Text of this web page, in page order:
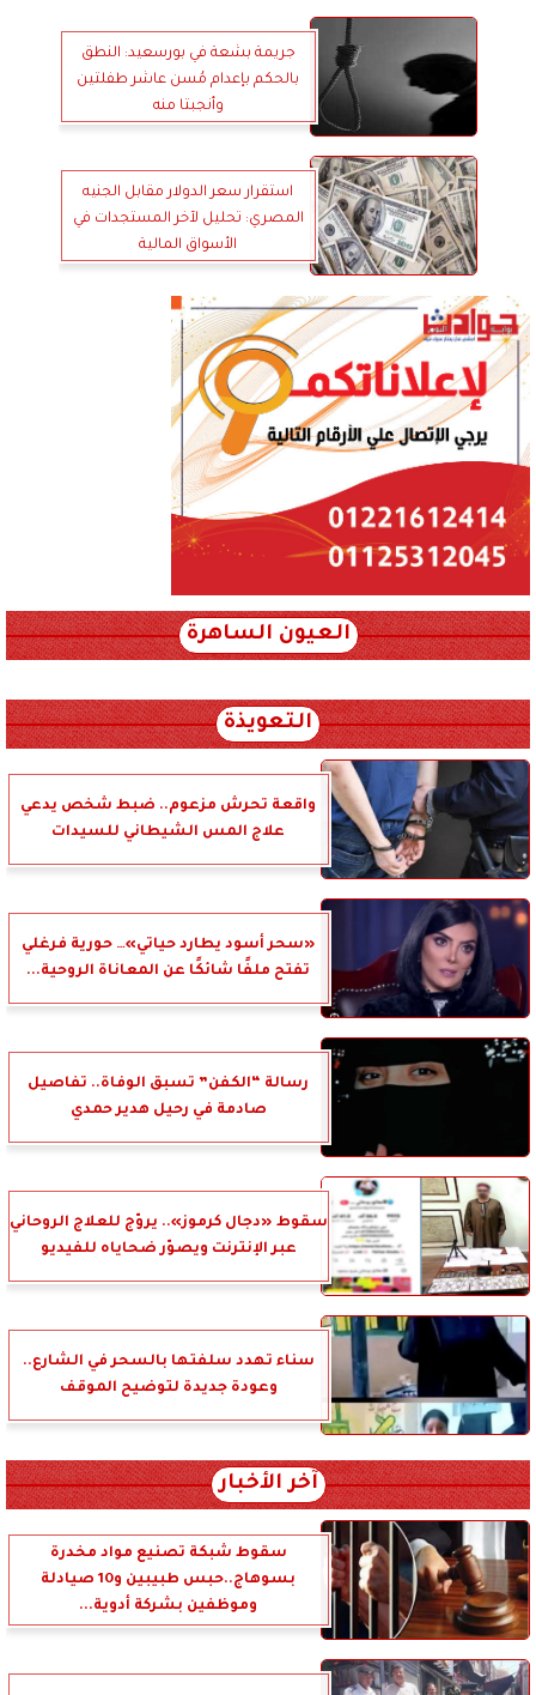
جريمة بشعة في بورسعيد: النطق
بالحكم بإعدام مُسن عاشر طفلتين
وأنجبتا منه
استقرار سعر الدولار مقابل الجنيه
المصري: تحليل لآخر المستجدات في
الأسواق المالية
العيون الساهرة
التعويذة
واقعة تحرش مزعوم.. ضبط شخص يدعي
علاج المس الشيطاني للسيدات
«سحر أسود يطارد حياتي»… حورية فرغلي
تفتح ملفًا شائكًا عن المعاناة الروحية...
رسالة “الكفن” تسبق الوفاة.. تفاصيل
صادمة في رحيل هدير حمدي
سقوط «دجال كرموز».. يروّج للعلاج الروحاني
عبر الإنترنت ويصوّر ضحاياه للفيديو
سناء تهدد سلفتها بالسحر في الشارع..
وعودة جديدة لتوضيح الموقف
آخر الأخبار
سقوط شبكة تصنيع مواد مخدرة
بسوهاج..حبس طبيبين و10 صيادلة
وموظفين بشركة أدوية...